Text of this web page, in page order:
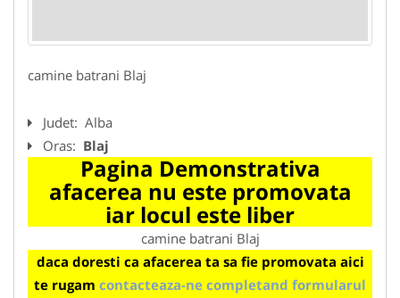
camine batrani Blaj
Judet: Alba
Oras: Blaj
Pagina Demonstrativa
afacerea nu este promovata
iar locul este liber
camine batrani Blaj
daca doresti ca afacerea ta sa fie promovata aici
te rugam contacteaza-ne completand formularul